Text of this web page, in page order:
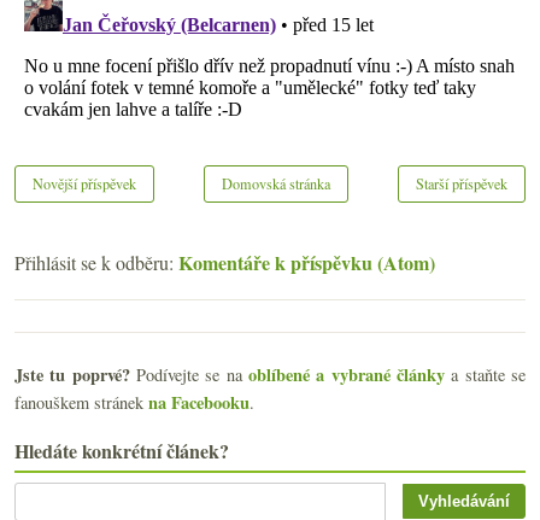
Novější příspěvek Starší příspěvek
Domovská stránka
Přihlásit se k odběru: Komentáře k příspěvku (Atom)
Jste tu poprvé?Podívejte se naoblíbené a vybrané články a staňte se
fanouškem stránek na Facebooku.
Hledáte konkrétní článek?